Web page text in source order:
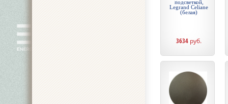
подсветкой,
Legrand Celiane
(белая)
3634 руб.